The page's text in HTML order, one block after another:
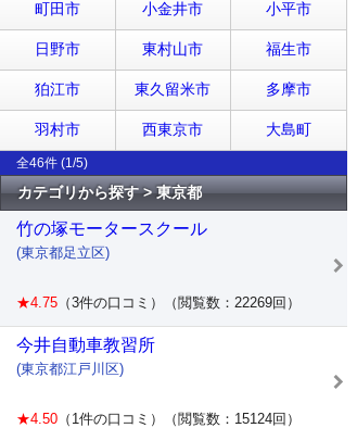
町田市 小金井市 小平市
日野市 東村山市 福生市
狛江市 東久留米市 多摩市
羽村市 西東京市 大島町
全46件 (1/5)
カテゴリから探す > 東京都
竹の塚モータースクール
(東京都足立区)
★4.75 （3件の口コミ）（閲覧数：22269回）
今井自動車教習所
(東京都江戸川区)
★4.50 （1件の口コミ）（閲覧数：15124回）